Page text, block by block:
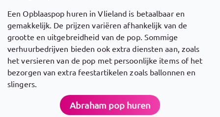
Een Opblaaspop huren in Vlieland is betaalbaar en
gemakkelijk. De prijzen variëren afhankelijk van de
grootte en uitgebreidheid van de pop. Sommige
verhuurbedrijven bieden ook extra diensten aan, zoals
het versieren van de pop met persoonlijke items of het
bezorgen van extra feestartikelen zoals ballonnen en
slingers.
Abraham pop huren